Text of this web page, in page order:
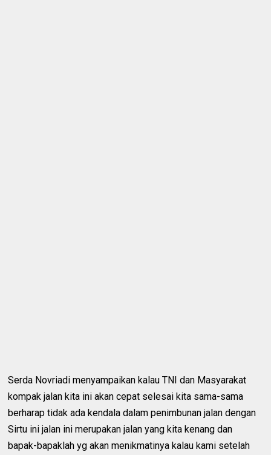
Serda Novriadi menyampaikan kalau TNI dan Masyarakat
kompak jalan kita ini akan cepat selesai kita sama-sama
berharap tidak ada kendala dalam penimbunan jalan dengan
Sirtu ini jalan ini merupakan jalan yang kita kenang dan
bapak-bapaklah yg akan menikmatinya kalau kami setelah